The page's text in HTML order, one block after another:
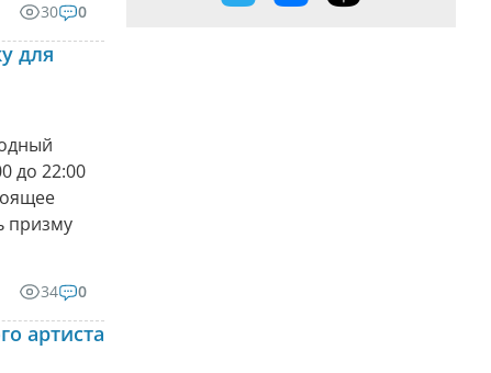
30 0
для
до 22:00
призму
34 0
артиста